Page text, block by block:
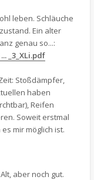
leben. Schläuche
Ein alter
genau so...:
_3_XLi.pdf
Stoßdämpfer,
haben
Reifen
Soweit erstmal
mir möglich ist.
aber noch gut.